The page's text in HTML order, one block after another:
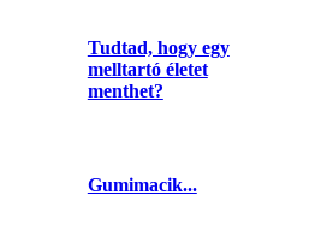
Tudtad, hogy egy
melltartó életet
menthet?
Gumimacik...